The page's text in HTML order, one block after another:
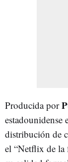
Producida por
estadounidense
distribución de
el “Netflix de la